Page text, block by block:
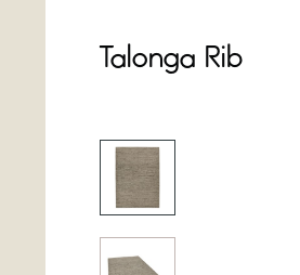
Talonga Rib